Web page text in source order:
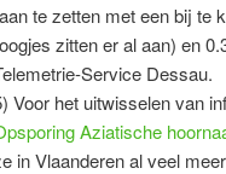
te zetten met een bij te
zitten er al aan) en
Service Dessau.
Voor het uitwisselen van
Aziatische
in Vlaanderen al veel